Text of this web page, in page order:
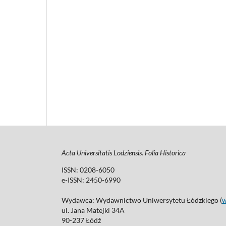
Acta Universitatis Lodziensis. Folia Historica
ISSN: 0208-6050
e-ISSN: 2450-6990
Wydawca: Wydawnictwo Uniwersytetu Łódzkiego (
ul. Jana Matejki 34A
90-237 Łódź